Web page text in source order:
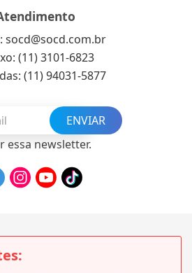
socd@socd.com.br
(11) 3101-6823
(11) 94031-5877
ENVIAR
essa newsletter.